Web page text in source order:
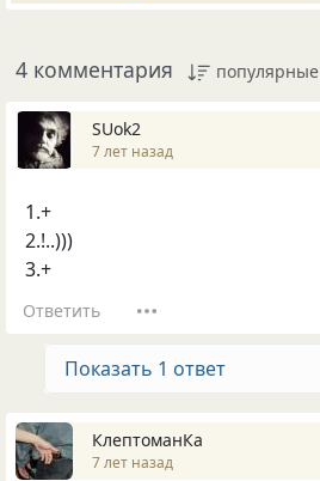
4 комментария популярные
SUok2
7 лет назад
1.+
2.!..)))
3.+
Ответить
Показать 1 ответ
КлептоманКа
7 лет назад